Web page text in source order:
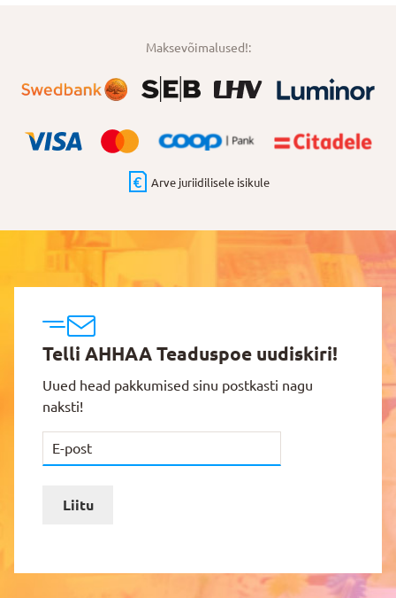
Maksevõimalused!:
Arve juriidilisele isikule
Telli AHHAA Teaduspoe uudiskiri!
Uued head pakkumised sinu postkasti nagu
naksti!
Liitu